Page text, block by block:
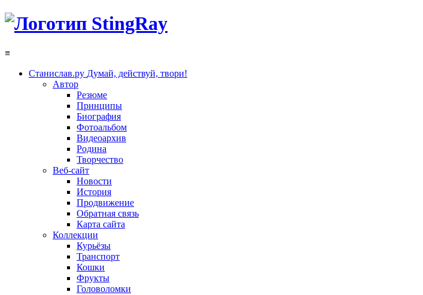
≡
Станислав.ру Думай, действуй, твори!
Автор
Резюме
Принципы
Биография
Фотоальбом
Видеоархив
Родина
Творчество
Веб-сайт
Новости
История
Продвижение
Обратная связь
Карта сайта
Коллекции
Курьёзы
Транспорт
Кошки
Фрукты
Головоломки